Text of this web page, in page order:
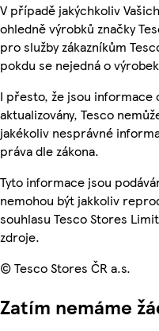
V případě jakýchkoliv
ohledně výrobků značky
pro služby zákazníkům
pokdu se nejedná o
I přesto, že jsou
aktualizovány, Tesco
jakékoliv nesprávné
práva dle zákona.
Tyto informace jsou
nemohou být jakkoliv
souhlasu Tesco Stores
zdroje.
© Tesco Stores ČR a.s.
Zatím nemáme